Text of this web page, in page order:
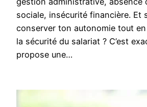
sociale, insécurité financière. Et
conserver ton autonomie tout
la sécurité du salariat ? C’est
propose une…